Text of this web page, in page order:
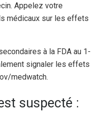
Appelez votre
médicaux sur les effets
à la FDA au 1-
signaler les effets
medwatch.
suspecté :